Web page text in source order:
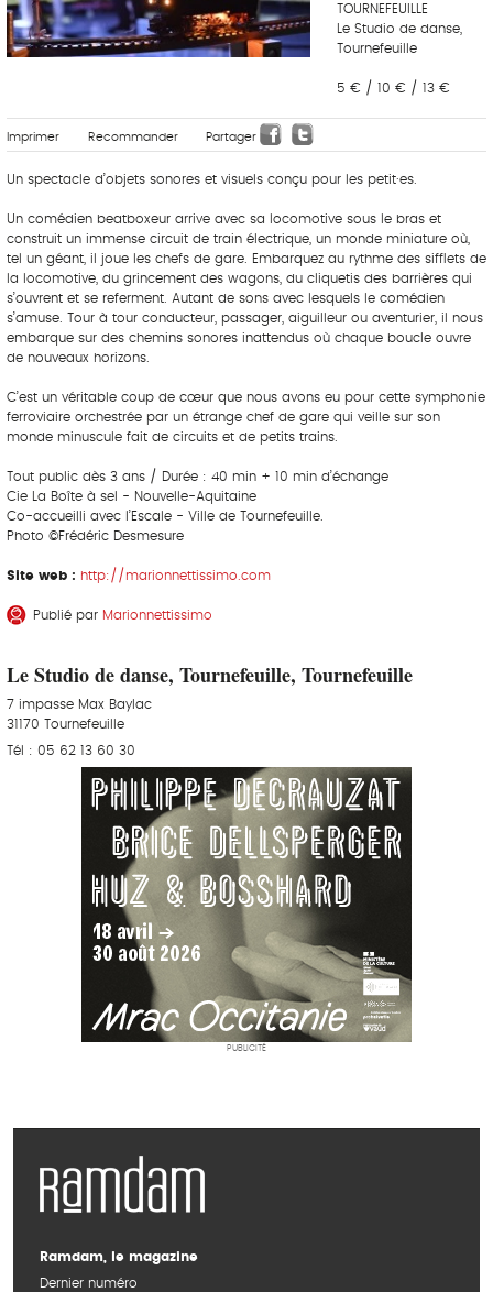
TOURNEFEUILLE
Le Studio de danse,
Tournefeuille
5 € / 10 € / 13 €
Imprimer Recommander Partager
Un spectacle d’objets sonores et visuels conçu pour les petit·es.
Un comédien beatboxeur arrive avec sa locomotive sous le bras et
construit un immense circuit de train électrique, un monde miniature où,
tel un géant, il joue les chefs de gare. Embarquez au rythme des sifflets de
la locomotive, du grincement des wagons, du cliquetis des barrières qui
s’ouvrent et se referment. Autant de sons avec lesquels le comédien
s’amuse. Tour à tour conducteur, passager, aiguilleur ou aventurier, il nous
embarque sur des chemins sonores inattendus où chaque boucle ouvre
de nouveaux horizons.
C’est un véritable coup de cœur que nous avons eu pour cette symphonie
ferroviaire orchestrée par un étrange chef de gare qui veille sur son
monde minuscule fait de circuits et de petits trains.
Tout public dès 3 ans / Durée : 40 min + 10 min d’échange
Cie La Boîte à sel - Nouvelle-Aquitaine
Co-accueilli avec l’Escale - Ville de Tournefeuille.
Photo ©Frédéric Desmesure
Site web : http://marionnettissimo.com
Publié par Marionnettissimo
Le Studio de danse, Tournefeuille, Tournefeuille
7 impasse Max Baylac
31170 Tournefeuille
Tél : 05 62 13 60 30
PUBLICITÉ
Ramdam, le magazine
Dernier numéro